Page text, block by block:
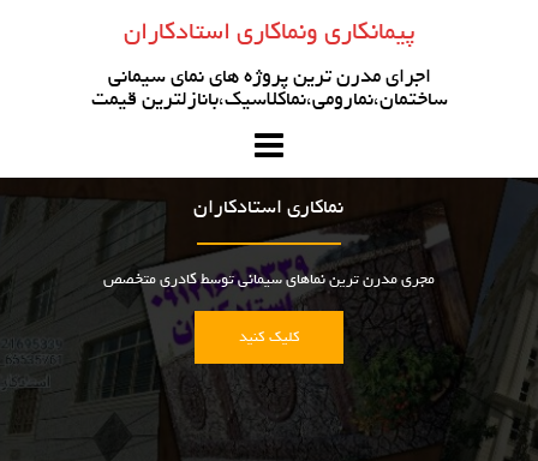
پیمانکاری ونماکاری استادکاران
اجرای مدرن ترین پروژه های نمای سیمانی
ساختمان،نمارومی،نماکلاسیک،بانازلترین قیمت
نماکاری استادکاران
مجری مدرن ترین نماهای سیمانی توسط کادری متخصص
کلیک کنید